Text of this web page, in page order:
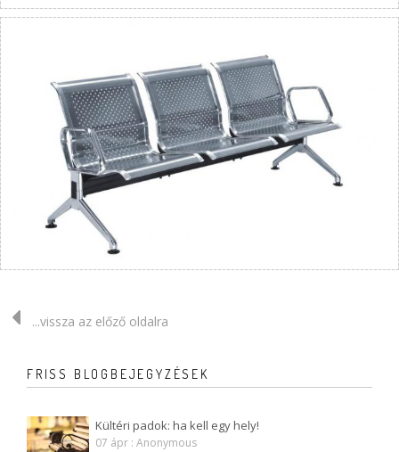
...vissza az előző oldalra
FRISS BLOGBEJEGYZÉSEK
Kültéri padok: ha kell egy hely!
07 ápr : Anonymous